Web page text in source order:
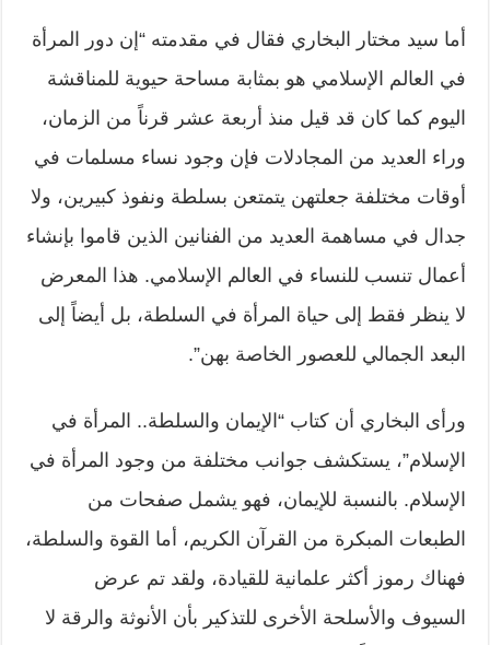
أما سيد مختار البخاري فقال في مقدمته “إن دور المرأة
في العالم الإسلامي هو بمثابة مساحة حيوية للمناقشة
اليوم كما كان قد قيل منذ أربعة عشر قرناً من الزمان،
وراء العديد من المجادلات فإن وجود نساء مسلمات في
أوقات مختلفة جعلتهن يتمتعن بسلطة ونفوذ كبيرين، ولا
جدال في مساهمة العديد من الفنانين الذين قاموا بإنشاء
أعمال تنسب للنساء في العالم الإسلامي. هذا المعرض
لا ينظر فقط إلى حياة المرأة في السلطة، بل أيضاً إلى
البعد الجمالي للعصور الخاصة بهن”.
ورأى البخاري أن كتاب “الإيمان والسلطة.. المرأة في
الإسلام”، يستكشف جوانب مختلفة من وجود المرأة في
الإسلام. بالنسبة للإيمان، فهو يشمل صفحات من
الطبعات المبكرة من القرآن الكريم، أما القوة والسلطة،
فهناك رموز أكثر علمانية للقيادة، ولقد تم عرض
السيوف والأسلحة الأخرى للتذكير بأن الأنوثة والرقة لا